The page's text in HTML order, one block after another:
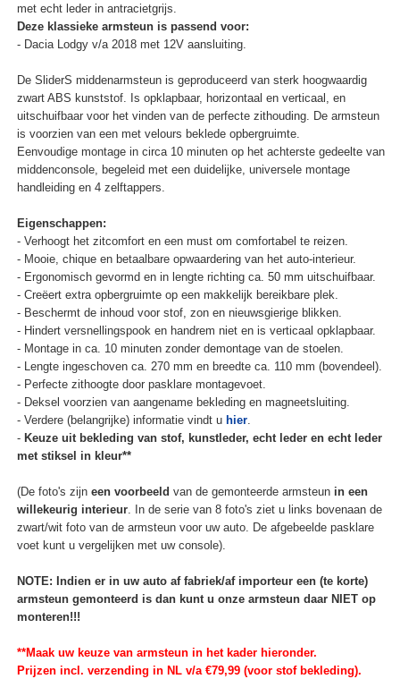
met echt leder in antracietgrijs.
Deze klassieke armsteun is passend voor:
- Dacia Lodgy v/a 2018 met 12V aansluiting.
De SliderS middenarmsteun is geproduceerd van sterk hoogwaardig
zwart ABS kunststof. Is opklapbaar, horizontaal en verticaal, en
uitschuifbaar voor het vinden van de perfecte zithouding. De armsteun
is voorzien van een met velours beklede opbergruimte.
Eenvoudige montage in circa 10 minuten op het achterste gedeelte van
middenconsole, begeleid met een duidelijke, universele montage
handleiding en 4 zelftappers.
Eigenschappen:
- Verhoogt het zitcomfort en een must om comfortabel te reizen.
- Mooie, chique en betaalbare opwaardering van het auto-interieur.
- Ergonomisch gevormd en in lengte richting ca. 50 mm uitschuifbaar.
- Creëert extra opbergruimte op een makkelijk bereikbare plek.
- Beschermt de inhoud voor stof, zon en nieuwsgierige blikken.
- Hindert versnellingspook en handrem niet en is verticaal opklapbaar.
- Montage in ca. 10 minuten zonder demontage van de stoelen.
- Lengte ingeschoven ca. 270 mm en breedte ca. 110 mm (bovendeel).
- Perfecte zithoogte door pasklare montagevoet.
- Deksel voorzien van aangename bekleding en magneetsluiting.
- Verdere (belangrijke) informatie vindt u hier.
- Keuze uit bekleding van stof, kunstleder, echt leder en echt leder
met stiksel in kleur**
(De foto's zijn een voorbeeld van de gemonteerde armsteun in een
willekeurig interieur. In de serie van 8 foto's ziet u links bovenaan de
zwart/wit foto van de armsteun voor uw auto. De afgebeelde pasklare
voet kunt u vergelijken met uw console).
NOTE: Indien er in uw auto af fabriek/af importeur een (te korte)
armsteun gemonteerd is dan kunt u onze armsteun daar NIET op
monteren!!!
**Maak uw keuze van armsteun in het kader hieronder.
Prijzen incl. verzending in NL v/a €79,99 (voor stof bekleding).